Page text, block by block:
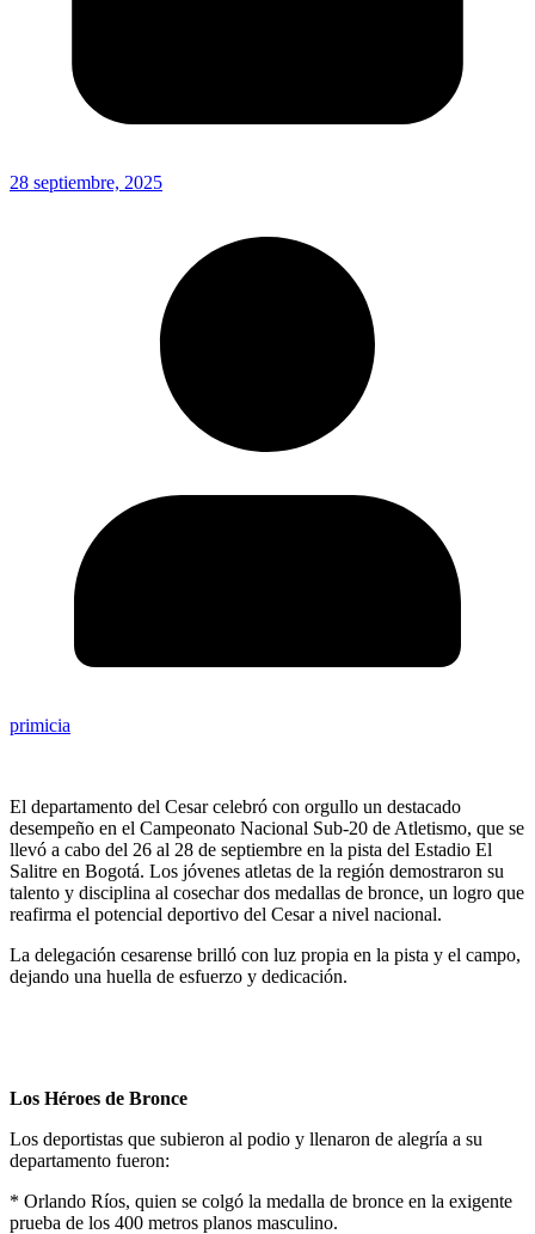
28 septiembre, 2025
primicia
El departamento del Cesar celebró con orgullo un destacado
desempeño en el Campeonato Nacional Sub-20 de Atletismo, que se
llevó a cabo del 26 al 28 de septiembre en la pista del Estadio El
Salitre en Bogotá. Los jóvenes atletas de la región demostraron su
talento y disciplina al cosechar dos medallas de bronce, un logro que
reafirma el potencial deportivo del Cesar a nivel nacional.
La delegación cesarense brilló con luz propia en la pista y el campo,
dejando una huella de esfuerzo y dedicación.
Los Héroes de Bronce
Los deportistas que subieron al podio y llenaron de alegría a su
departamento fueron:
* Orlando Ríos, quien se colgó la medalla de bronce en la exigente
prueba de los 400 metros planos masculino.